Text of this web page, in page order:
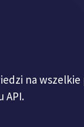
na
API.